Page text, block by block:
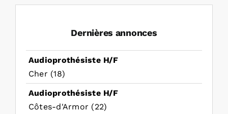
Dernières annonces
Audioprothésiste H/F
Cher (18)
Audioprothésiste H/F
Côtes-d'Armor (22)